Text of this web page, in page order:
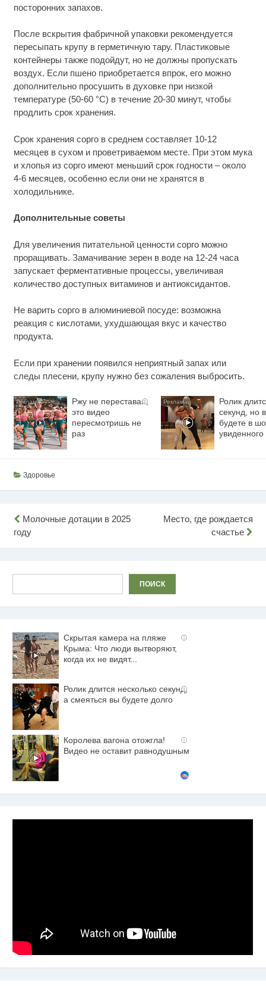
посторонних запахов.
После вскрытия фабричной упаковки рекомендуется
пересыпать крупу в герметичную тару. Пластиковые
контейнеры также подойдут, но не должны пропускать
воздух. Если пшено приобретается впрок, его можно
дополнительно просушить в духовке при низкой
температуре (50-60 °C) в течение 20-30 минут, чтобы
продлить срок хранения.
Срок хранения сорго в среднем составляет 10-12
месяцев в сухом и проветриваемом месте. При этом мука
и хлопья из сорго имеют меньший срок годности – около
4-6 месяцев, особенно если они не хранятся в
холодильнике.
Дополнительные советы
Для увеличения питательной ценности сорго можно
проращивать. Замачивание зерен в воде на 12-24 часа
запускает ферментативные процессы, увеличивая
количество доступных витаминов и антиоксидантов.
Не варить сорго в алюминиевой посуде: возможна
реакция с кислотами, ухудшающая вкус и качество
продукта.
Если при хранении появился неприятный запах или
следы плесени, крупу нужно без сожаления выбросить.
i
Ржу не переставая,
это видео
пересмотришь не
раз
Ролик
секунд, но
будете в
увиденного
Здоровье
Навигация
по
Молочные дотации в 2025
году
Место, где рождается
счастье
ПОИСК
i
Скрытая камера на пляже
Крыма: Что люди вытворяют,
когда их не видят...
i
Ролик длится несколько секунд,
а смеяться вы будете долго
i
Королева вагона отожгла!
Видео не оставит равнодушным